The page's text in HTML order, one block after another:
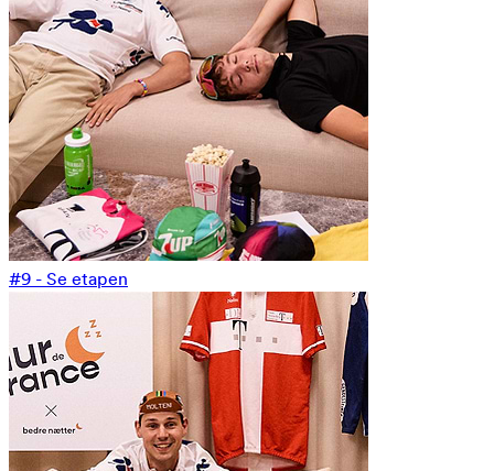
#9 - Se etapen